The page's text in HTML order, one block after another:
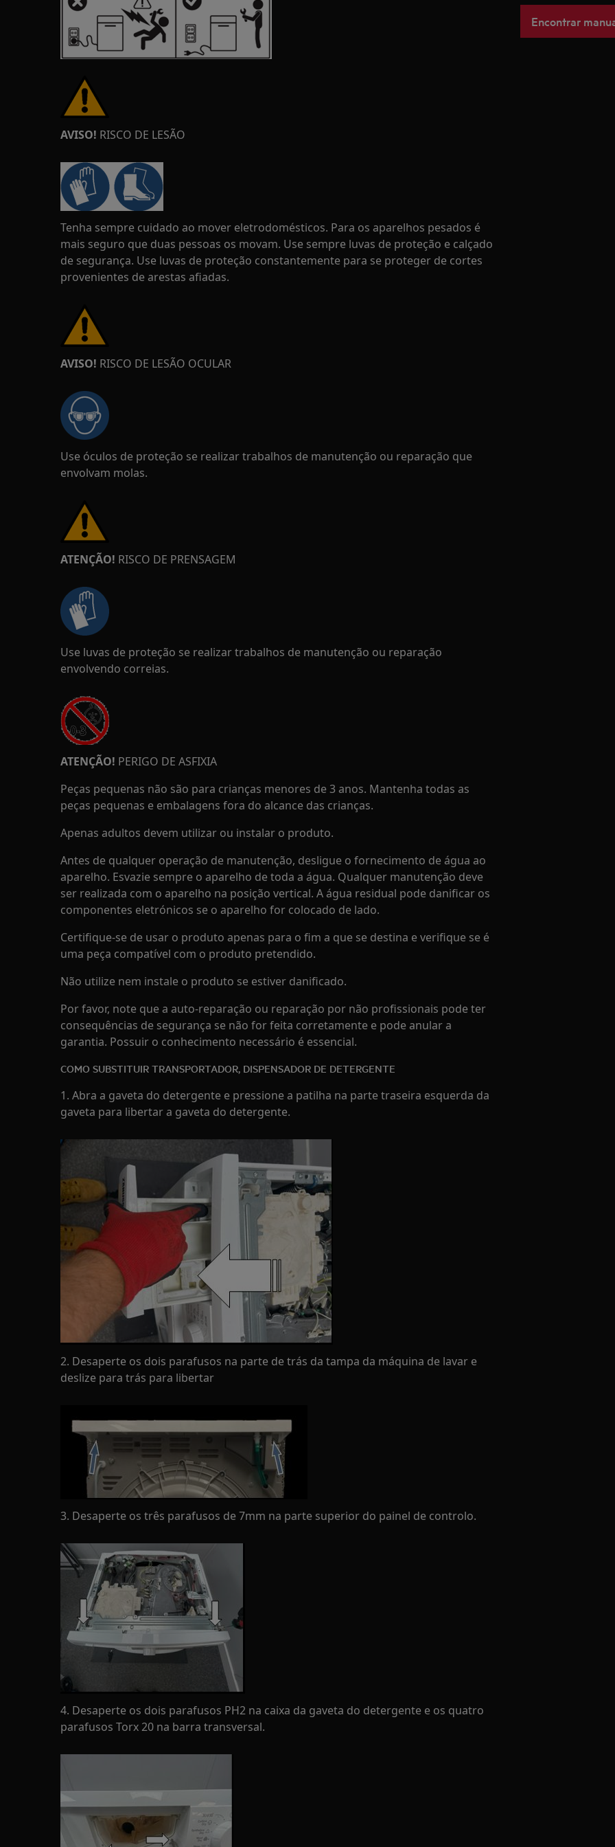
AVISO! RISCO DE LESÃO
Tenha sempre cuidado ao mover eletrodomésticos. Para os aparelhos pesados é
mais seguro que duas pessoas os movam. Use sempre luvas de proteção e calçado
de segurança. Use luvas de proteção constantemente para se proteger de cortes
provenientes de arestas afiadas.
AVISO! RISCO DE LESÃO OCULAR
Use óculos de proteção se realizar trabalhos de manutenção ou reparação que
envolvam molas.
ATENÇÃO! RISCO DE PRENSAGEM
Use luvas de proteção se realizar trabalhos de manutenção ou reparação
envolvendo correias.
ATENÇÃO! PERIGO DE ASFIXIA
Peças pequenas não são para crianças menores de 3 anos. Mantenha todas as
peças pequenas e embalagens fora do alcance das crianças.
Apenas adultos devem utilizar ou instalar o produto.
Antes de qualquer operação de manutenção, desligue o fornecimento de água ao
aparelho. Esvazie sempre o aparelho de toda a água. Qualquer manutenção deve
ser realizada com o aparelho na posição vertical. A água residual pode danificar os
componentes eletrónicos se o aparelho for colocado de lado.
Certifique-se de usar o produto apenas para o fim a que se destina e verifique se é
uma peça compatível com o produto pretendido.
Não utilize nem instale o produto se estiver danificado.
Por favor, note que a auto-reparação ou reparação por não profissionais pode ter
consequências de segurança se não for feita corretamente e pode anular a
garantia. Possuir o conhecimento necessário é essencial.
COMO SUBSTITUIR TRANSPORTADOR, DISPENSADOR DE DETERGENTE
1. Abra a gaveta do detergente e pressione a patilha na parte traseira esquerda da
gaveta para libertar a gaveta do detergente.
2. Desaperte os dois parafusos na parte de trás da tampa da máquina de lavar e
deslize para trás para libertar
3. Desaperte os três parafusos de 7mm na parte superior do painel de controlo.
4. Desaperte os dois parafusos PH2 na caixa da gaveta do detergente e os quatro
parafusos Torx 20 na barra transversal.
Encontrar